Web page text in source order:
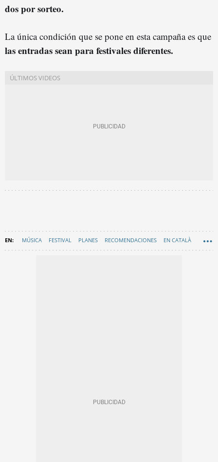
dos por sorteo.
La única condición que se pone en esta campaña es que
las entradas sean para festivales diferentes.
MÚSICA FESTIVAL PLANES RECOMENDACIONES EN CATALÀ